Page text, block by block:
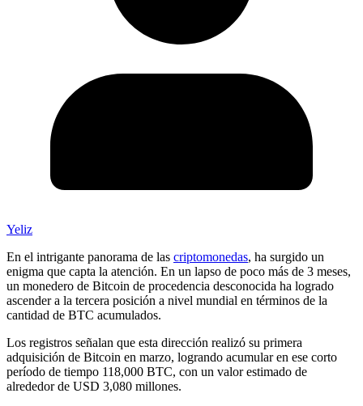
Yeliz
En el intrigante panorama de las criptomonedas, ha surgido un
enigma que capta la atención. En un lapso de poco más de 3 meses,
un monedero de Bitcoin de procedencia desconocida ha logrado
ascender a la tercera posición a nivel mundial en términos de la
cantidad de BTC acumulados.
Los registros señalan que esta dirección realizó su primera
adquisición de Bitcoin en marzo, logrando acumular en ese corto
período de tiempo 118,000 BTC, con un valor estimado de
alrededor de USD 3,080 millones.